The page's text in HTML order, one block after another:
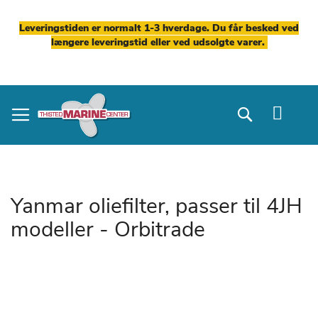
Leveringstiden er normalt 1-3 hverdage. Du får besked ved
længere leveringstid eller ved udsolgte varer.
to
Content
Search
Yanmar oliefilter, passer til 4JH
modeller - Orbitrade